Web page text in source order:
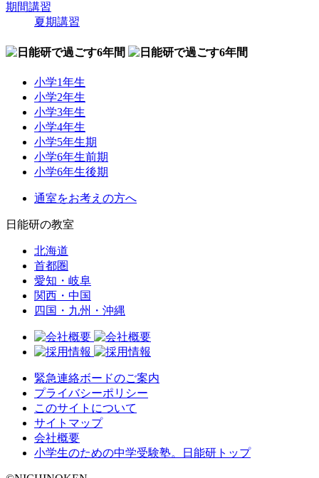
期間講習
夏期講習
小学1年生
小学2年生
小学3年生
小学4年生
小学5年生期
小学6年生前期
小学6年生後期
通室をお考えの方へ
日能研の教室
北海道
首都圏
愛知・岐阜
関西・中国
四国・九州・沖縄
緊急連絡ボードのご案内
プライバシーポリシー
このサイトについて
サイトマップ
会社概要
小学生のための中学受験塾。日能研トップ